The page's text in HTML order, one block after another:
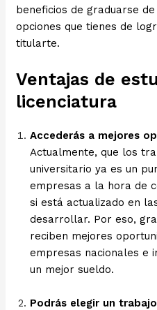
beneficios de graduarse
opciones que tienes de
titularte.
Ventajas de
licenciatura
Accederás a mejores
Actualmente, que los
universitario ya es un
empresas a la hora de
si está actualizado en
desarrollar. Por eso,
reciben mejores
empresas nacionales e
un mejor sueldo.
Podrás elegir un